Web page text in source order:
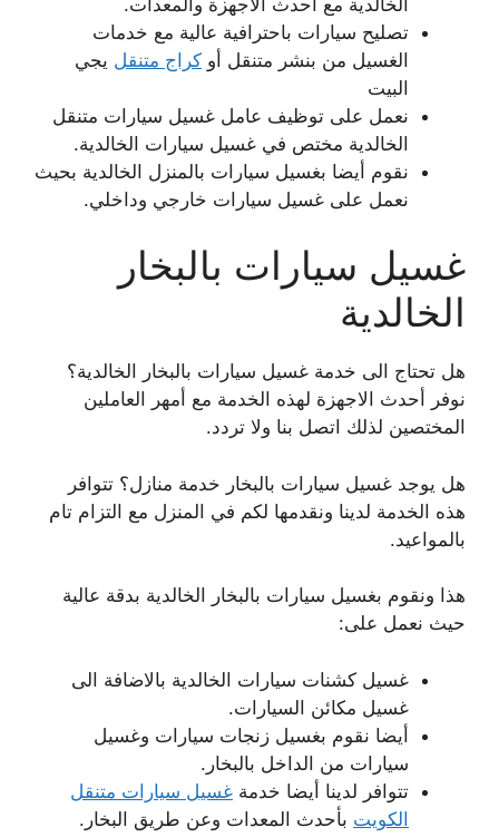
تصليح سيارات باحترافية عالية مع خدمات
الغسيل من بنشر متنقل أو كراج متنقل يجي
البيت
نعمل على توظيف عامل غسيل سيارات متنقل
الخالدية مختص في غسيل سيارات الخالدية.
نقوم أيضا بغسيل سيارات بالمنزل الخالدية بحيث
نعمل على غسيل سيارات خارجي وداخلي.
غسيل سيارات بالبخار
الخالدية
هل تحتاج الى خدمة غسيل سيارات بالبخار الخالدية؟
نوفر أحدث الاجهزة لهذه الخدمة مع أمهر العاملين
المختصين لذلك اتصل بنا ولا تردد.
هل يوجد غسيل سيارات بالبخار خدمة منازل؟ تتوافر
هذه الخدمة لدينا ونقدمها لكم في المنزل مع التزام تام
بالمواعيد.
هذا ونقوم بغسيل سيارات بالبخار الخالدية بدقة عالية
حيث نعمل على:
غسيل كشنات سيارات الخالدية بالاضافة الى
غسيل مكائن السيارات.
أيضا نقوم بغسيل زنجات سيارات وغسيل
سيارات من الداخل بالبخار.
تتوافر لدينا أيضا خدمة غسيل سيارات متنقل
الكويت بأحدث المعدات وعن طريق البخار.